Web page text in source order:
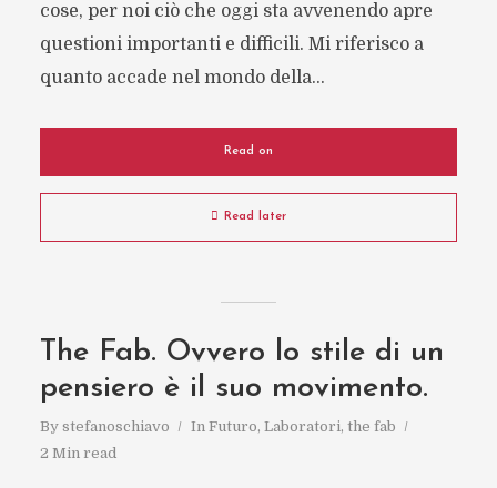
cose, per noi ciò che oggi sta avvenendo apre
questioni importanti e difficili. Mi riferisco a
quanto accade nel mondo della...
Read on
Read later
The Fab. Ovvero lo stile di un
pensiero è il suo movimento.
By stefanoschiavo In Futuro, Laboratori, the fab
2 Min read